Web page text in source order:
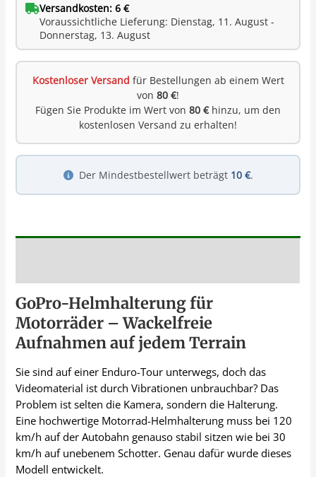
Versandkosten: 6 €
Voraussichtliche Lieferung: Dienstag, 11. August -
Donnerstag, 13. August
Kostenloser Versand für Bestellungen ab einem Wert
von 80 €!
Fügen Sie Produkte im Wert von 80 €hinzu, um den
kostenlosen Versand zu erhalten!
Der Mindestbestellwert beträgt 10 €.
GoPro-Helmhalterung für
Motorräder – Wackelfreie
Aufnahmen auf jedem Terrain
Sie sind auf einer Enduro-Tour unterwegs, doch das
Videomaterial ist durch Vibrationen unbrauchbar? Das
Problem ist selten die Kamera, sondern die Halterung.
Eine hochwertige Motorrad-Helmhalterung muss bei 120
km/h auf der Autobahn genauso stabil sitzen wie bei 30
km/h auf unebenem Schotter. Genau dafür wurde dieses
Modell entwickelt.